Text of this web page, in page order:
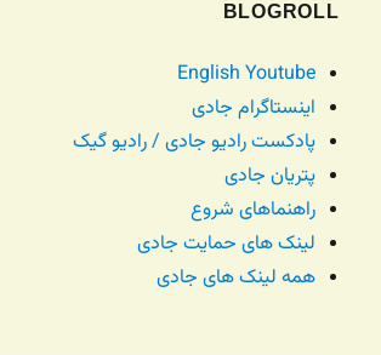
BLOGROLL
English Youtube
اینستاگرام جادی
پادکست رادیو جادی / رادیو گیک
پتریان جادی
راهنماهای شروع
لینک های حمایت جادی
همه لینک های جادی